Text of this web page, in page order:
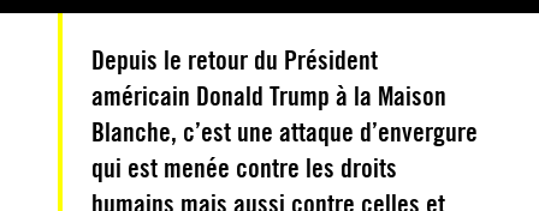
Depuis le retour du Président
américain Donald Trump à la Maison
Blanche, c’est une attaque d’envergure
qui est menée contre les droits
humains mais aussi contre celles et